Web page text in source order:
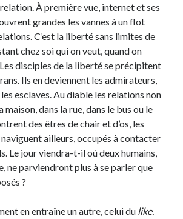
À première vue, internet et ses
grandes les vannes à un flot
C’est la liberté sans limites de
chez soi qui on veut, quand on
disciples de la liberté se précipitent
Ils en deviennent les admirateurs,
esclaves. Au diable les relations non
maison, dans la rue, dans le bus ou le
des êtres de chair et d’os, les
ailleurs, occupés à contacter
Le jour viendra-t-il où deux humains,
ne parviendront plus à se parler que
?
en entraîne un autre, celui du like.